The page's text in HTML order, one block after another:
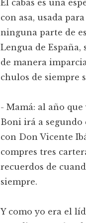
El cabás es una
con asa, usada
ninguna parte de
Lengua de España,
de manera
chulos de siempre
- Mamá: al año
Boni irá a
con Don Vicente
compres tres
recuerdos de
siempre.
Y como yo era el